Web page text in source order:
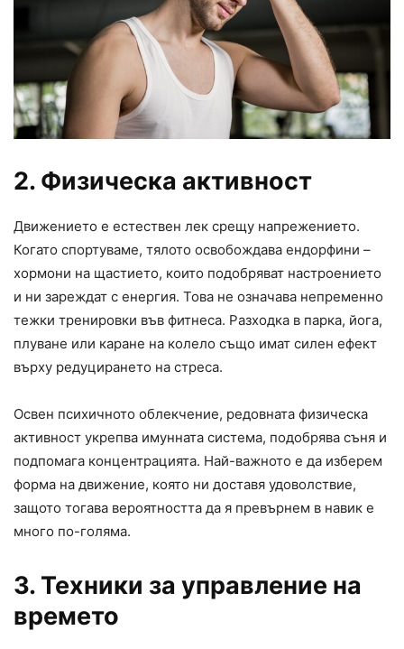
2. Физическа активност
Движението е естествен лек срещу напрежението.
Когато спортуваме, тялото освобождава ендорфини –
хормони на щастието, които подобряват настроението
и ни зареждат с енергия. Това не означава непременно
тежки тренировки във фитнеса. Разходка в парка, йога,
плуване или каране на колело също имат силен ефект
върху редуцирането на стреса.
Освен психичното облекчение, редовната физическа
активност укрепва имунната система, подобрява съня и
подпомага концентрацията. Най-важното е да изберем
форма на движение, която ни доставя удоволствие,
защото тогава вероятността да я превърнем в навик е
много по-голяма.
3. Техники за управление на
времето